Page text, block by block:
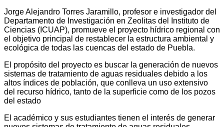
Jorge Alejandro Torres Jaramillo, profesor e investigador del
Departamento de Investigación en Zeolitas del Instituto de
Ciencias (ICUAP), promueve el proyecto hídrico regional con
el objetivo principal de restablecer la estructura ambiental y
ecológica de todas las cuencas del estado de Puebla.
El propósito del proyecto es buscar la generación de nuevos
sistemas de tratamiento de aguas residuales debido a los
altos índices de población, que conlleva un uso extensivo
del recurso hídrico, tanto de la superficie como de los pozos
del estado
El académico y sus estudiantes tienen el interés de generar